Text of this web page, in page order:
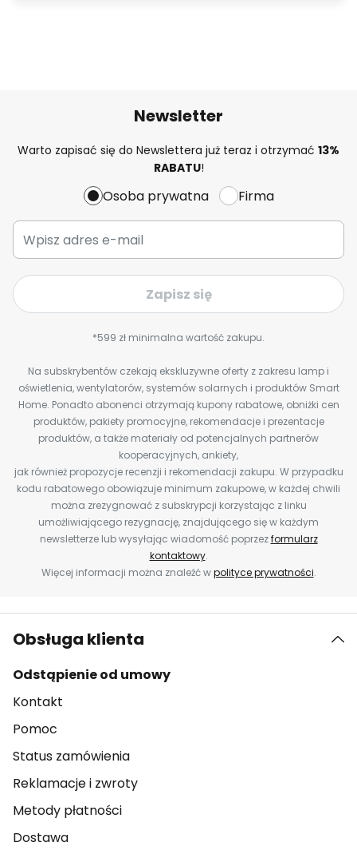
Newsletter
Warto zapisać się do Newslettera już teraz i otrzymać 13%
RABATU!
Osoba prywatna Firma
Zapisz się
*599 zł minimalna wartość zakupu.
Na subskrybentów czekają ekskluzywne oferty z zakresu lamp i
oświetlenia, wentylatorów, systemów solarnych i produktów Smart
Home. Ponadto abonenci otrzymają kupony rabatowe, obniżki cen
produktów, pakiety promocyjne, rekomendacje i prezentacje
produktów, a także materiały od potencjalnych partnerów
kooperacyjnych, ankiety,
jak również propozycje recenzji i rekomendacji zakupu. W przypadku
kodu rabatowego obowiązuje minimum zakupowe, w każdej chwili
można zrezygnować z subskrypcji korzystając z linku
umożliwiającego rezygnację, znajdującego się w każdym
newsletterze lub wysyłając wiadomość poprzezformularz
kontaktowy.
Więcej informacji można znaleźć wpolityce prywatności.
Obsługa klienta
Odstąpienie od umowy
Kontakt
Pomoc
Status zamówienia
Reklamacje i zwroty
Metody płatności
Dostawa